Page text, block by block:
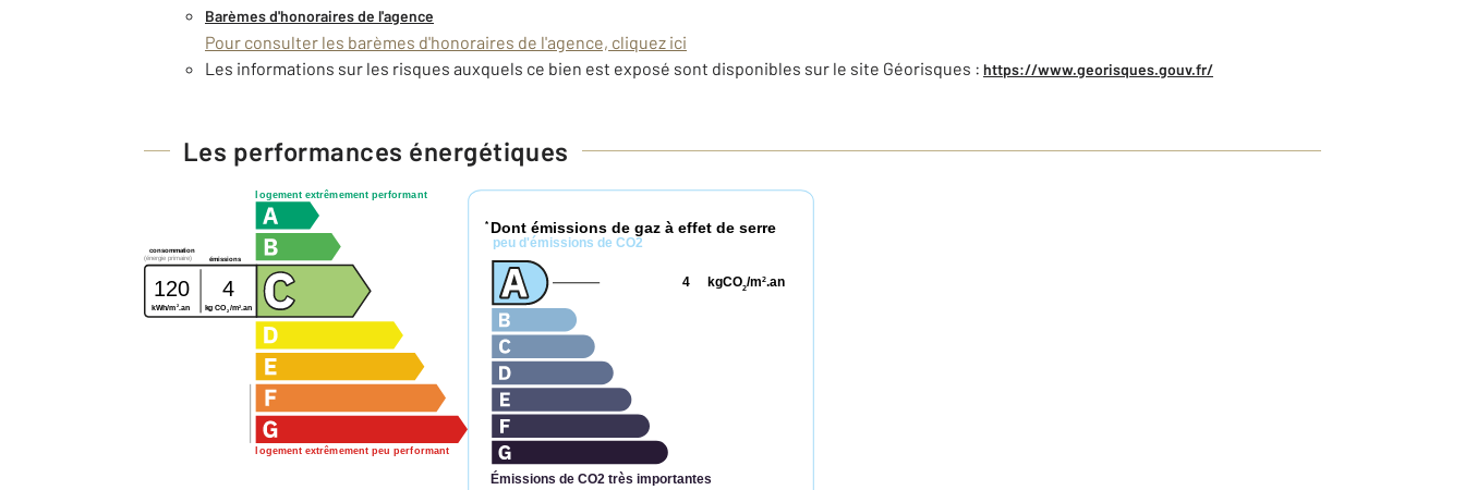
Barèmes d'honoraires de l'agence
Pour consulter les barèmes d'honoraires de l'agence, cliquez ici
Les informations sur les risques auxquels ce bien est exposé sont disponibles sur le site Géorisques : https://www.georisques.gouv.fr/
Les performances énergétiques
logement extrêmement performant
logement extrêmement peu performant
consommation
émissions
(énergie primaire)
120 4
kWh/m 2 .an kg CO2/m2 .an
* Dont émissions de gaz à effet de serre
peu d'émissions de CO2
Émissions de CO2 très importantes
kgCO2/m2.an
4